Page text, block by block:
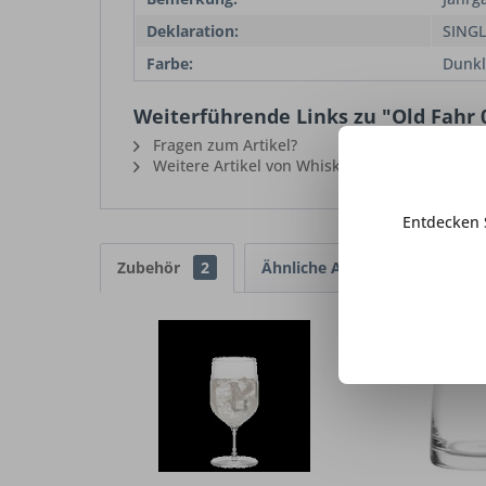
Deklaration:
Farbe:
Weiterführende Links zu "Old Fahr
Fragen zum Artikel?
Weitere Artikel von Whisky Destillerie Blaue
Zubehör 2 Ähnliche Artikel
Entdecken